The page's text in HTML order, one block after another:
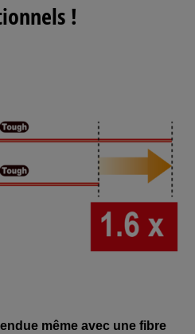
!
même avec une fibre